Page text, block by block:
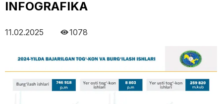
INFOGRAFIKA
11.02.2025 1078